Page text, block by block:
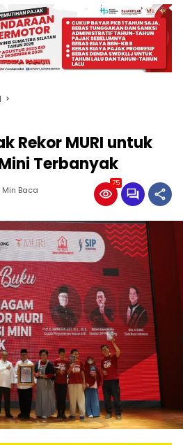
Rekor MURI untuk
Terbanyak
Min Baca
75